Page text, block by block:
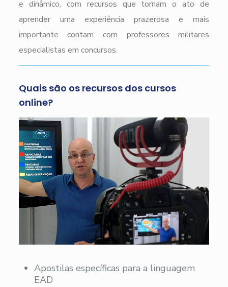
e dinâmico, com recursos que tornam o ato de
aprender uma experiência prazerosa e mais
importante contam com professores militares
especialistas em concursos.
Quais são os recursos dos cursos
online?
Apostilas específicas para a linguagem
EAD